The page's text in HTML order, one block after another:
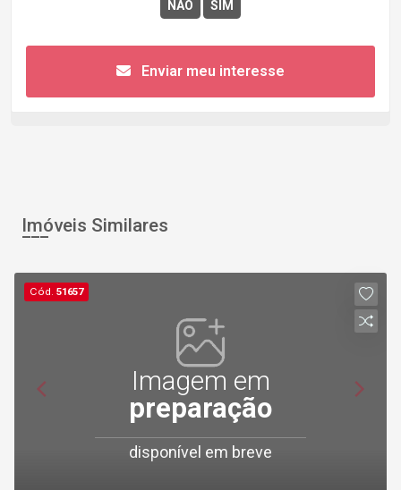
Enviar meu interesse
Imóveis Similares
Cód.51657
Imagem em
preparação
disponível em breve